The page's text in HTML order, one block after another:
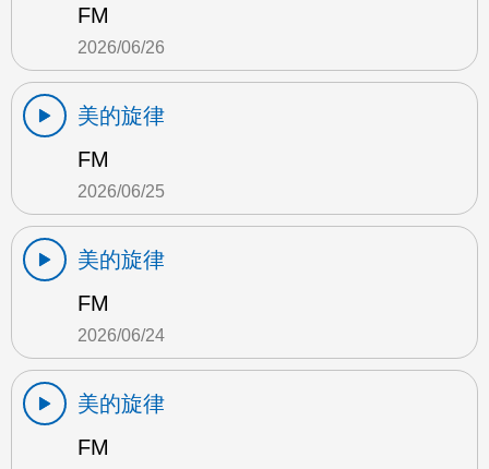
FM
2026/06/26
美的旋律
FM
2026/06/25
美的旋律
FM
2026/06/24
美的旋律
FM